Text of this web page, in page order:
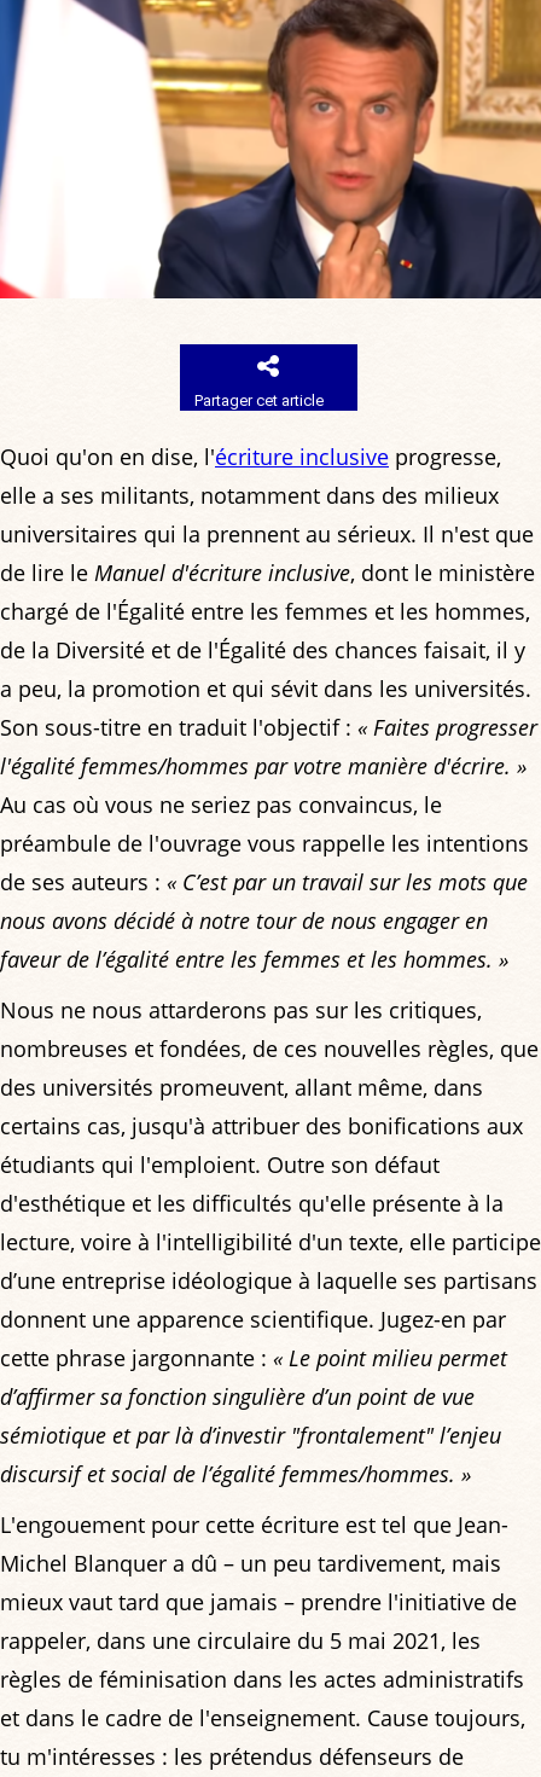
Partager cet article
Quoi qu'on en dise, l'écriture inclusive progresse,
elle a ses militants, notamment dans des milieux
universitaires qui la prennent au sérieux. Il n'est que
de lire le Manuel d'écriture inclusive, dont le ministère
chargé de l'Égalité entre les femmes et les hommes,
de la Diversité et de l'Égalité des chances faisait, il y
a peu, la promotion et qui sévit dans les universités.
Son sous-titre en traduit l'objectif : « Faites progresser
l'égalité femmes/hommes par votre manière d'écrire. »
Au cas où vous ne seriez pas convaincus, le
préambule de l'ouvrage vous rappelle les intentions
de ses auteurs : « C’est par un travail sur les mots que
nous avons décidé à notre tour de nous engager en
faveur de l’égalité entre les femmes et les hommes. »
Nous ne nous attarderons pas sur les critiques,
nombreuses et fondées, de ces nouvelles règles, que
des universités promeuvent, allant même, dans
certains cas, jusqu'à attribuer des bonifications aux
étudiants qui l'emploient. Outre son défaut
d'esthétique et les difficultés qu'elle présente à la
lecture, voire à l'intelligibilité d'un texte, elle participe
d’une entreprise idéologique à laquelle ses partisans
donnent une apparence scientifique. Jugez-en par
cette phrase jargonnante : « Le point milieu permet
d’affirmer sa fonction singulière d’un point de vue
sémiotique et par là d’investir "frontalement" l’enjeu
discursif et social de l’égalité femmes/hommes. »
L'engouement pour cette écriture est tel que Jean-
Michel Blanquer a dû – un peu tardivement, mais
mieux vaut tard que jamais – prendre l'initiative de
rappeler, dans une circulaire du 5 mai 2021, les
règles de féminisation dans les actes administratifs
et dans le cadre de l'enseignement. Cause toujours,
tu m'intéresses : les prétendus défenseurs de